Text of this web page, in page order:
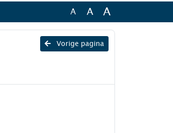
A A A
Vorige pagina